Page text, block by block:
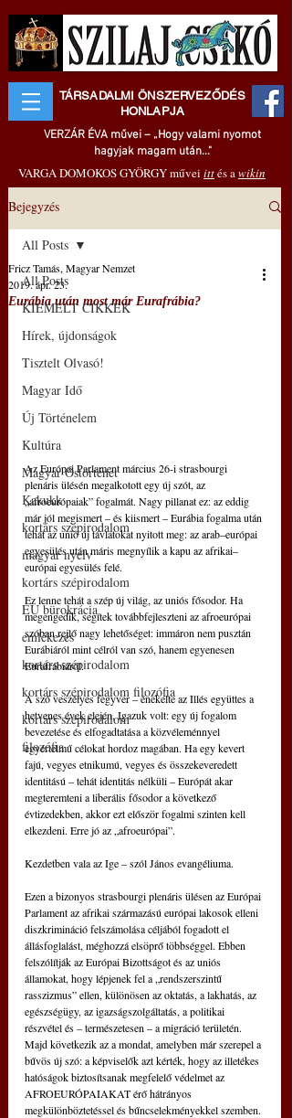
TÁRSADALMI ÖNSZERVEZŐDÉS
HONLAPJA
VERZÁR ÉVA művei – „Hogy valami nyomot
hagyjak magam után..."
VARGA DOMOKOS GYÖRGY művei ittés awikin
Bejegyzés
All Posts
KIEMELT CIKKEK
Hírek, újdonságok
Tisztelt Olvasó!
Magyar Idő
Új Történelem
Kultúra
Magyar Őstörténet
Kakukk
kortárs szépirodalom
magyar nyelv
kortárs szépirodalom
EU bürokrácia
emlékezés
kortárs szépirodalom
kortárs szépirodalom filozófia
kortárs szépirodalom
filozófia
All Posts
Eurábia után most már Eurafrábia?
Fricz Tamás, Magyar Nemzet
2019. ápr. 23.
Az Európai Parlament március 26-i strasbourgi
plenáris ülésén megalkotott egy új szót, az
„afroeurópaiak” fogalmát. Nagy pillanat ez: az eddig
már jól megismert – és kiismert – Eurábia fogalma után
tehát az unió új távlatokat nyitott meg: az arab–európai
egyesülés után máris megnyílik a kapu az afrikai–
európai egyesülés felé.
Ez lenne tehát a szép új világ, az uniós fősodor. Ha
megengedik, segítek továbbfejleszteni az afroeurópai
szóban rejlő nagy lehetőséget: immáron nem pusztán
Eurábiáról mint célról van szó, hanem egyenesen
Eurafrábiáról.
A szó veszélyes fegyver – énekelte az Illés együttes a
hetvenes évek elején. Igazuk volt: egy új fogalom
bevezetése és elfogadtatása a közvéleménnyel
egyértelmű célokat hordoz magában. Ha egy kevert
fajú, vegyes etnikumú, vegyes és összekeveredett
identitású – tehát identitás nélküli – Európát akar
megteremteni a liberális fősodor a következő
évtizedekben, akkor ezt először fogalmi szinten kell
elkezdeni. Erre jó az „afroeurópai”.
Kezdetben vala az Ige – szól János evangéliuma.
Ezen a bizonyos strasbourgi plenáris ülésen az Európai
Parlament az afrikai származású európai lakosok elleni
diszkrimináció felszámolása céljából fogadott el
állásfoglalást, méghozzá elsöprő többséggel. Ebben
felszólítják az Európai Bizottságot és az uniós
államokat, hogy lépjenek fel a „rendszerszintű
rasszizmus” ellen, különösen az oktatás, a lakhatás, az
egészségügy, az igazságszolgáltatás, a politikai
részvétel és – természetesen – a migráció területén.
Majd következik az a mondat, amelyben már szerepel a
bűvös új szó: a képviselők azt kérték, hogy az illetékes
hatóságok biztosítsanak megfelelő védelmet az
AFROEURÓPAIAKAT érő hátrányos
megkülönböztetéssel és bűncselekményekkel szemben.